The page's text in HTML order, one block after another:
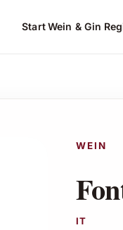
StartWein & Gin
WEIN
IT